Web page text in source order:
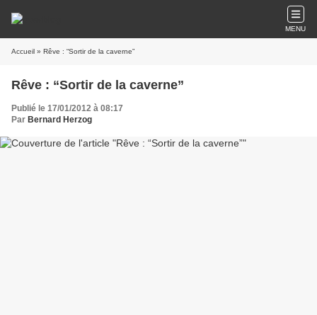
MENU
Accueil » Rêve : “Sortir de la caverne”
Rêve : “Sortir de la caverne”
Publié le 17/01/2012 à 08:17
Par Bernard Herzog